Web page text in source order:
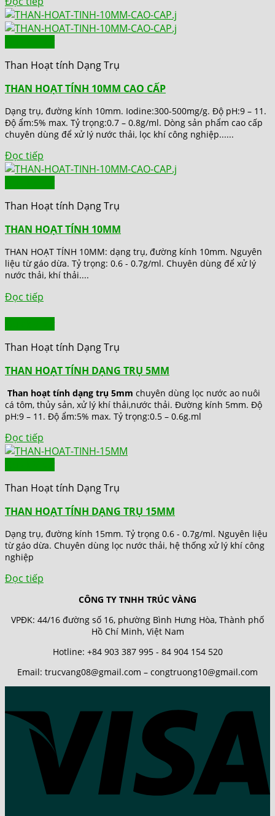
Than Hoạt tính Dạng Trụ
THAN HOẠT TÍNH 10MM CAO CẤP
Dạng trụ, đường kính 10mm. Iodine:300-500mg/g. Độ pH:9 – 11.
Độ ẩm:5% max. Tỷ trọng:0.7 – 0.8g/ml. Dòng sản phẩm cao cấp
chuyên dùng để xử lý nước thải, lọc khí công nghiệp......
Đọc tiếp
Than Hoạt tính Dạng Trụ
THAN HOẠT TÍNH 10MM
THAN HOẠT TÍNH 10MM: dạng trụ, đường kính 10mm. Nguyên
liệu từ gáo dừa. Tỷ trọng: 0.6 - 0.7g/ml. Chuyên dùng để xử lý
nước thải, khí thải....
Đọc tiếp
Than Hoạt tính Dạng Trụ
THAN HOẠT TÍNH DẠNG TRỤ 5MM
Than hoạt tính dạng trụ 5mm chuyên dùng lọc nước ao nuôi
cá tôm, thủy sản, xử lý khí thải,nước thải. Đường kính 5mm. Độ
pH:9 – 11. Độ ẩm:5% max. Tỷ trọng:0.5 – 0.6g.ml
Đọc tiếp
Than Hoạt tính Dạng Trụ
THAN HOẠT TÍNH DẠNG TRỤ 15MM
Dạng trụ, đường kính 15mm. Tỷ trọng 0.6 - 0.7g/ml. Nguyên liệu
từ gáo dừa. Chuyên dùng lọc nước thải, hệ thống xử lý khí công
nghiệp
Đọc tiếp
CÔNG TY TNHH TRÚC VÀNG
VPĐK: 44/16 đường số 16, phường Bình Hưng Hòa, Thành phố
Hồ Chí Minh, Việt Nam
Hotline: +84 903 387 995 - 84 904 154 520
Email: trucvang08@gmail.com – congtruong10@gmail.com